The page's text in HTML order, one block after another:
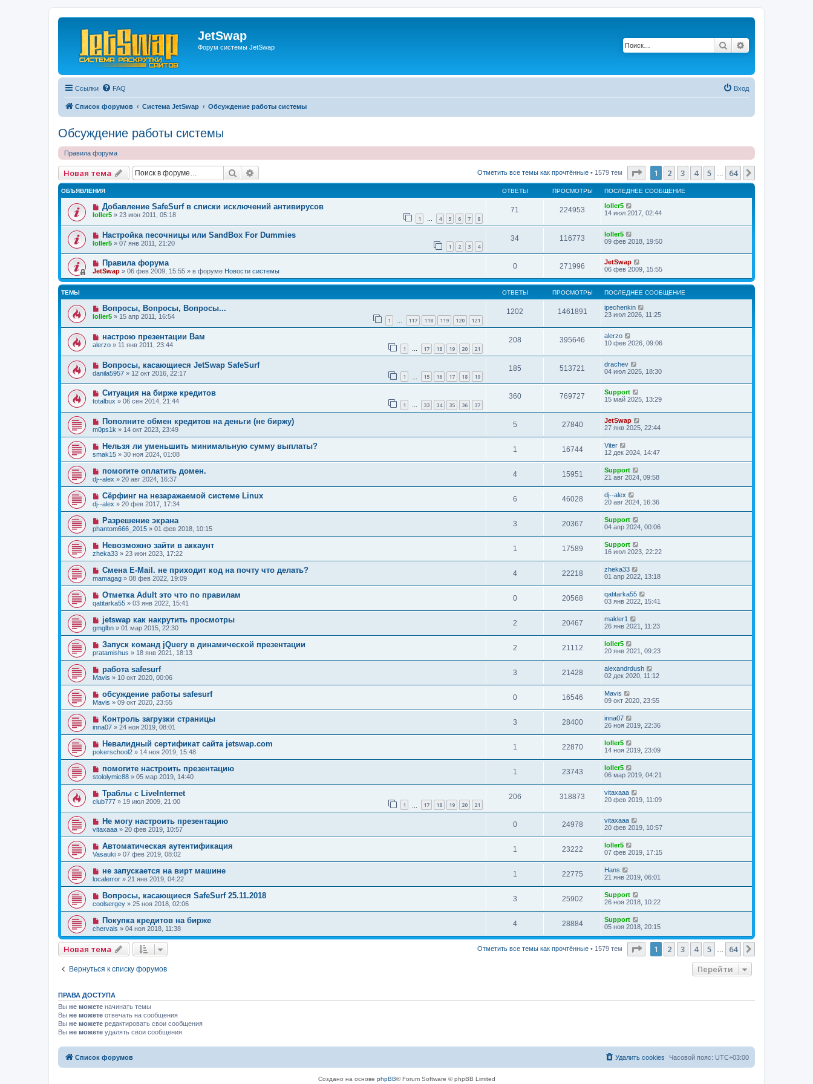
JetSwap
Форум системы JetSwap Поиск
Ссылки FAQ Вход
Список форумов Система JetSwap Обсуждение работы системы
Обсуждение работы системы
Правила форума
Новая тема Поиск Отметить все темы как прочтённые • 1579 тем Страница из 64
1 2 3 4 5 64
ОБЪЯВЛЕНИЯ ОТВЕТЫ ПРОСМОТРЫ ПОСЛЕДНЕЕ СООБЩЕНИЕ
Добавление SafeSurf в списки исключений антивирусов
loller5 » 23 июн 2011, 05:18 1 … 4 5 6 7 8
71 224953
loller5
14 июл 2017, 02:44
Настройка песочницы или SandBox For Dummies
loller5 » 07 янв 2011, 21:20 1 2 3 4
34 116773
loller5
09 фев 2018, 19:50
Правила форума
JetSwap » 06 фев 2009, 15:55 » в форуме Новости системы
0 271996
JetSwap
06 фев 2009, 15:55
ТЕМЫ ОТВЕТЫ ПРОСМОТРЫ ПОСЛЕДНЕЕ СООБЩЕНИЕ
Вопросы, Вопросы, Вопросы...
loller5 » 15 апр 2011, 16:54 1 … 117 118 119 120 121
1202 1461891
ipechenkin
23 июл 2026, 11:25
настрою презентации Вам
alerzo » 11 янв 2011, 23:44 1 … 17 18 19 20 21
208 395646
alerzo
10 фев 2026, 09:06
Вопросы, касающиеся JetSwap SafeSurf
danila5957 » 12 окт 2016, 22:17 1 15 16 17 18 19
185 513721
drachev
04 июл 2025, 18:30
Ситуация на бирже кредитов
totalbux » 06 сен 2014, 21:44 1 … 33 34 35 36 37
360 769727
Support
15 май 2025, 13:29
Пополните обмен кредитов на деньги (не биржу)
m0ps1k » 14 окт 2023, 23:49
5 27840
JetSwap
27 янв 2025, 22:44
Нельзя ли уменьшить минимальную сумму выплаты?
smak15 » 30 ноя 2024, 01:08
1 16744
Viter
12 дек 2024, 14:47
помогите оплатить домен.
dj--alex » 20 авг 2024, 16:37
4 15951
Support
21 авг 2024, 09:58
Сёрфинг на незаражаемой системе Linux
dj--alex » 20 фев 2017, 17:34
6 46028
dj--alex
20 авг 2024, 16:36
Разрешение экрана
phantom666_2015 » 01 фев 2018, 10:15
3 20367
Support
04 апр 2024, 00:06
Невозможно зайти в аккаунт
zheka33 » 23 июн 2023, 17:22
1 17589
Support
16 июл 2023, 22:22
Смена E-Mail. не приходит код на почту что делать?
mamagag » 08 фев 2022, 19:09
4 22218
zheka33
01 апр 2022, 13:18
Отметка Adult это что по правилам
qatitarka55 » 03 янв 2022, 15:41
0 20568
qatitarka55
03 янв 2022, 15:41
jetswap как накрутить просмотры
gmglbn » 01 мар 2015, 22:30
2 20467
makler1
26 янв 2021, 11:23
Запуск команд jQuery в динамической презентации
pratamishus » 18 янв 2021, 18:13
2 21112
loller5
20 янв 2021, 09:23
работа safesurf
Mavis » 10 окт 2020, 00:06
3 21428
alexandrdush
02 дек 2020, 11:12
обсуждение работы safesurf
Mavis » 09 окт 2020, 23:55
0 16546
Mavis
09 окт 2020, 23:55
Контроль загрузки страницы
inna07 » 24 ноя 2019, 08:01
3 28400
inna07
26 ноя 2019, 22:36
Невалидный сертификат сайта jetswap.com
pokerschool2 » 14 ноя 2019, 15:48
1 22870
loller5
14 ноя 2019, 23:09
помогите настроить презентацию
stololymic88 » 05 мар 2019, 14:40
1 23743
loller5
06 мар 2019, 04:21
Траблы с LiveInternet
club777 » 19 июл 2009, 21:00 1 17 18 19 20 21
206 318873
vitaxaaa
20 фев 2019, 11:09
Не могу настроить презентацию
vitaxaaa » 20 фев 2019, 10:57
0 24978
vitaxaaa
20 фев 2019, 10:57
Автоматическая аутентификация
Vasauki » 07 фев 2019, 08:02
1 23222
loller5
07 фев 2019, 17:15
не запускается на вирт машине
localerror » 21 янв 2019, 04:22
1 22775
Hans
21 янв 2019, 06:01
Вопросы, касающиеся SafeSurf 25.11.2018
coolsergey » 25 ноя 2018, 02:06
3 25902
Support
26 ноя 2018, 10:22
Покупка кредитов на бирже
chervals » 04 ноя 2018, 11:38
4 28884
Support
05 ноя 2018, 20:15
Новая тема Отметить все темы как прочтённые • 1579 тем Страница из 64
1 2 3 4 5 … 64
Вернуться к списку форумов Перейти
ПРАВА ДОСТУПА
Вы не можете начинать темы
Вы не можете отвечать на сообщения
Вы не можете редактировать свои сообщения
Вы не можете удалять свои сообщения
Список форумов Часовой пояс: UTC+03:00
Удалить cookies
Создано на основе phpBB® Forum Software © phpBB Limited